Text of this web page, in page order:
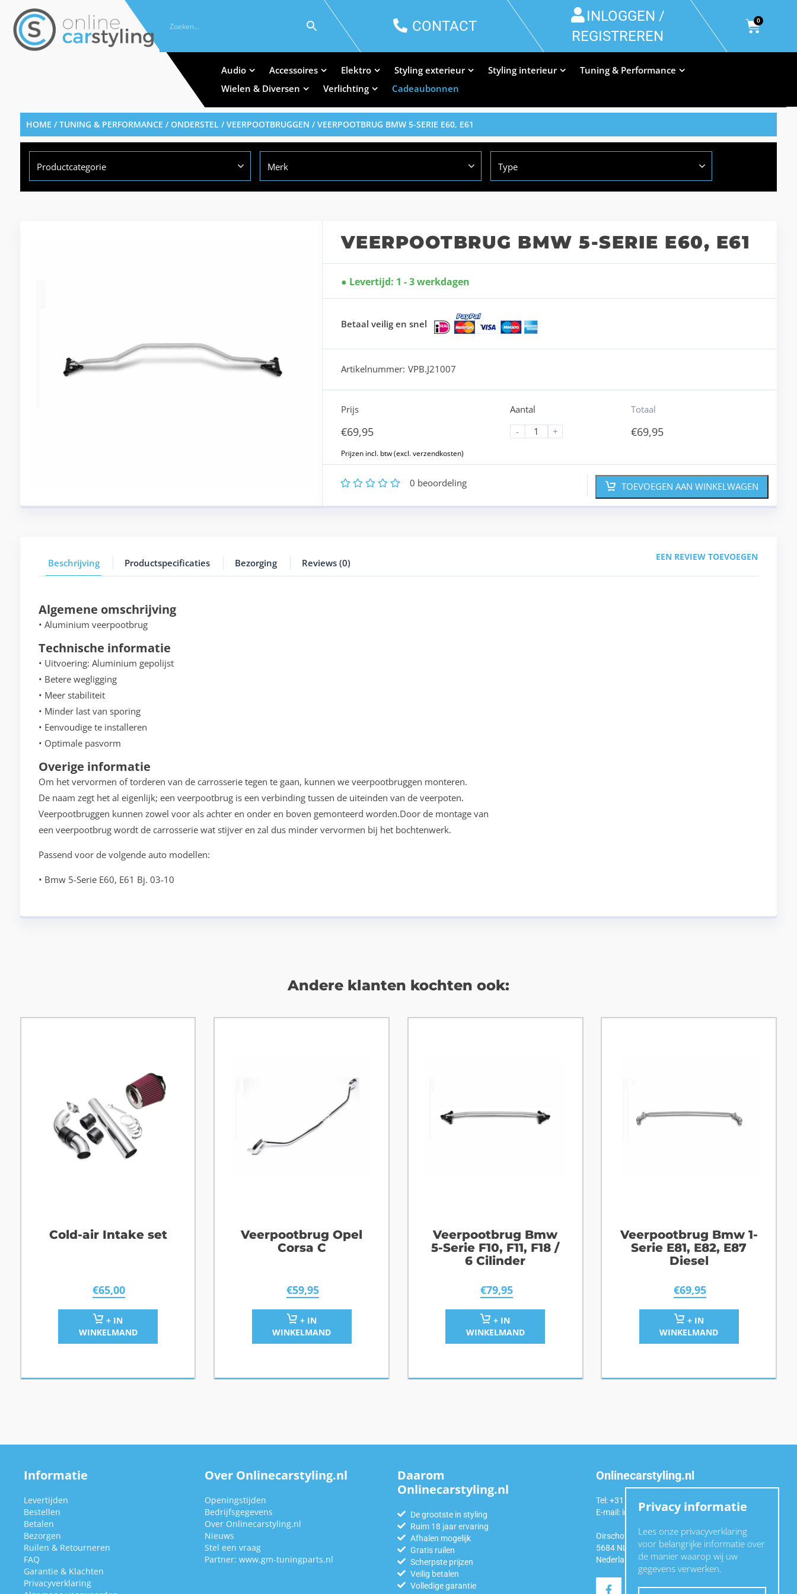
CONTACT
INLOGGEN /
REGISTREREN
0
Audio Accessoires Elektro Styling exterieur Styling interieur
Tuning & Performance
Wielen & Diversen
Verlichting Cadeaubonnen
HOME /TUNING & PERFORMANCE /ONDERSTEL/VEERPOOTBRUGGEN / VEERPOOTBRUG BMW 5-SERIE E60, E61
Productcategorie Merk Type
VEERPOOTBRUG BMW 5-SERIE E60, E61
Levertijd: 1 - 3 werkdagen
Betaal veilig en snel
Artikelnummer: VPB.J21007
Prijs
€69,95
Aantal
-
+
Totaal
€69,95
5
4
3
2 0 beoordeling TOEVOEGEN AAN WINKELWAGEN
Beschrijving Productspecificaties Bezorging Reviews (0)
EEN REVIEW TOEVOEGEN
Algemene omschrijving
• Aluminium veerpootbrug
Technische informatie
• Uitvoering: Aluminium gepolijst
• Betere wegligging
• Meer stabiliteit
• Minder last van sporing
• Eenvoudige te installeren
• Optimale pasvorm
Overige informatie
Om het vervormen of torderen van de carrosserie tegen te gaan, kunnen we veerpootbruggen monteren.
De naam zegt het al eigenlijk; een veerpootbrug is een verbinding tussen de uiteinden van de veerpoten.
Veerpootbruggen kunnen zowel voor als achter en onder en boven gemonteerd worden.Door de montage van
een veerpootbrug wordt de carrosserie wat stijver en zal dus minder vervormen bij het bochtenwerk.
Passend voor de volgende auto modellen:
• Bmw 5-Serie E60, E61 Bj. 03-10
Andere klanten kochten ook:
Cold-air Intake set
€65,00
+ IN
WINKELMAND
Veerpootbrug Opel
Corsa C
€59,95
+ IN
WINKELMAND
Veerpootbrug Bmw
5-Serie F10, F11, F18 /
6 Cilinder
€79,95
+ IN
WINKELMAND
Veerpootbrug Bmw 1-
Serie E81, E82, E87
Diesel
€69,95
+ IN
WINKELMAND
Informatie
Levertijden
Bestellen
Betalen
Bezorgen
Ruilen & Retourneren
FAQ
Garantie & Klachten
Privacyverklaring
Over Onlinecarstyling.nl
Openingstijden
Bedrijfsgegevens
Over Onlinecarstyling.nl
Nieuws
Stel een vraag
Partner: www.gm-tuningparts.nl
Daarom
Onlinecarstyling.nl
De grootste in styling
Ruim 18 jaar ervaring
Afhalen mogelijk
Gratis ruilen
Scherpste prijzen
Veilig betalen
Volledige garantie
Onlinecarstyling.nl
Tel: +31 (0)6 54 98 49 99
E-mail: info@onlinecarstyling.nl
Oirschotseweg 92a
5684 NL Best
Nederland
Privacy informatie
Lees onze privacyverklaring
voor belangrijke informatie over
de manier waarop wij uw
gegevens verwerken.